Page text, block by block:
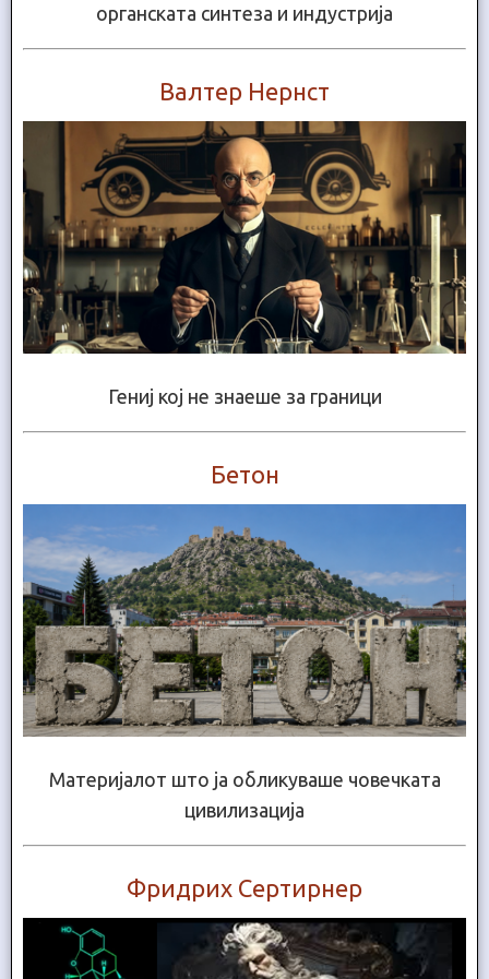
органската синтеза и индустрија
Валтер Нернст
Гениј кој не знаеше за граници
Бетон
Материјалот што ја обликуваше човечката
цивилизација
Фридрих Сертирнер